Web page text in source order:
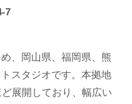
7
、岡山県、福岡県、熊
スタジオです。本拠地
展開しており、幅広い